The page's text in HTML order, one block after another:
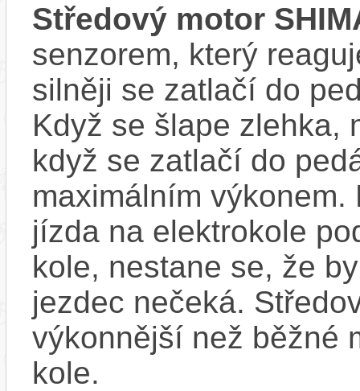
Středový motor
senzorem, který
silněji se zatlačí do
Když se šlape zlehka,
když se zatlačí do
maximálním
jízda na elektrokole
kole, nestane se, že
jezdec nečeká.
výkonnější než běžné
kole.